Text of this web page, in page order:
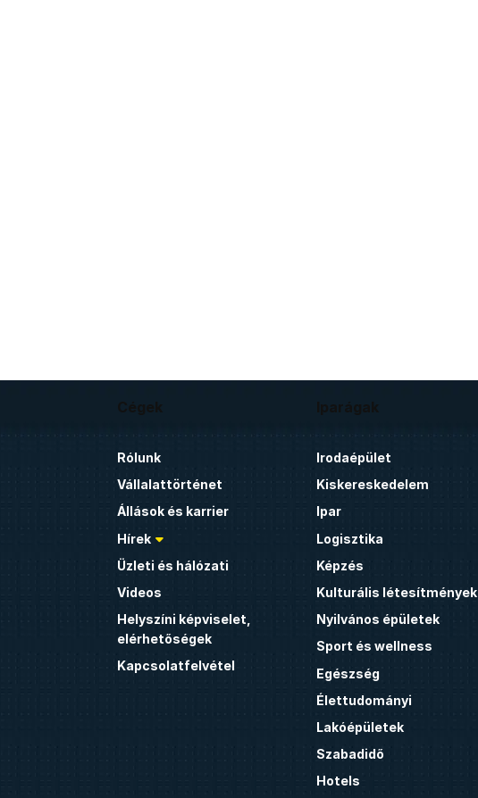
Cégek
Rólunk
Vállalattörténet
Állások és karrier
Hírek
Üzleti és hálózati
Videos
Helyszíni képviselet,
elérhetőségek
Kapcsolatfelvétel
Iparágak
Irodaépület
Kiskereskedelem
Ipar
Logisztika
Képzés
Kulturális létesítmények
Nyilvános épületek
Sport és wellness
Egészség
Élettudományi
Lakóépületek
Szabadidő
Hotels